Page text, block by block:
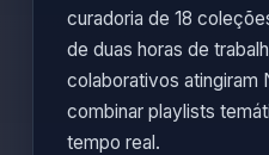
curadoria de 18
de duas horas de
colaborativos atingiram
combinar playlists
tempo real.